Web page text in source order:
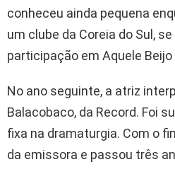
conheceu ainda pequena
um clube da Coreia do Sul,
participação em Aquele Beijo
No ano seguinte, a atriz
Balacobaco, da Record. Foi
fixa na dramaturgia. Com o
da emissora e passou três